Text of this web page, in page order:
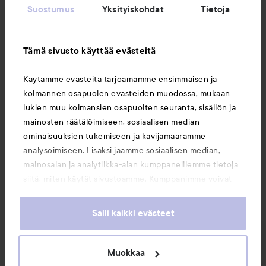
Suostumus Yksityiskohdat Tietoja
Tämä sivusto käyttää evästeitä
Käytämme evästeitä tarjoamamme ensimmäisen ja
kolmannen osapuolen evästeiden muodossa, mukaan
lukien muu kolmansien osapuolten seuranta, sisällön ja
mainosten räätälöimiseen, sosiaalisen median
ominaisuuksien tukemiseen ja kävijämäärämme
analysoimiseen. Lisäksi jaamme sosiaalisen median,
mainosalan ja analytiikka-alan kumppaneillemme tietoja
heille tai joita on kerätty, kun olet käyttänyt heidän
evästeiden käytön.
Salli kaikki evästeet
Muokkaa
Asiakaspalvelu
Tietoja
Saattaisit myös tykätä